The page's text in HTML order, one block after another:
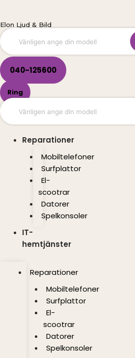
innehåll
Elon Ljud & Bild
040-125600
Ring
Reparationer
Mobiltelefoner
Surfplattor
El-
scootrar
Datorer
Spelkonsoler
IT-
hemtjänster
Reparationer
Mobiltelefoner
Surfplattor
El-
scootrar
Datorer
Spelkonsoler